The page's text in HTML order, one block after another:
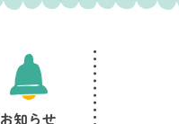
お知らせ